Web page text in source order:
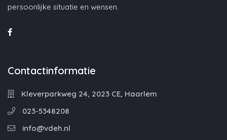
persoonlijke situatie en wensen.
Contactinformatie
Kleverparkweg 24, 2023 CE, Haarlem
023-5348208
info@vdeh.nl